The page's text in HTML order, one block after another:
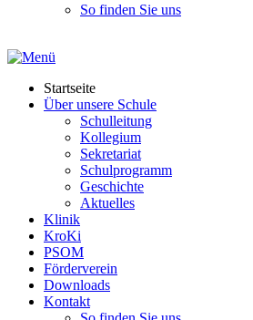
So finden Sie uns
Startseite
Über unsere Schule
Schulleitung
Kollegium
Sekretariat
Schulprogramm
Geschichte
Aktuelles
Klinik
KroKi
PSOM
Förderverein
Downloads
Kontakt